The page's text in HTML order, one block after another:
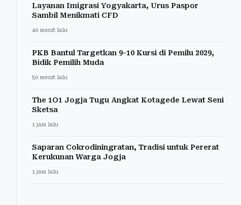
Layanan Imigrasi Yogyakarta, Urus Paspor
Sambil Menikmati CFD
40 menit lalu
PKB Bantul Targetkan 9-10 Kursi di Pemilu 2029,
Bidik Pemilih Muda
50 menit lalu
The 1O1 Jogja Tugu Angkat Kotagede Lewat Seni
Sketsa
1 jam lalu
Saparan Cokrodiningratan, Tradisi untuk Pererat
Kerukunan Warga Jogja
1 jam lalu